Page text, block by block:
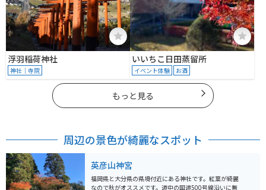
浮羽稲荷神社
神社｜寺院
いいちこ日田蒸留所
イベント体験 お酒
もっと見る
周辺の景色が綺麗なスポット
英彦山神宮
福岡県と大分県の県境付近にある神社です。紅葉が綺麗
なので秋がオススメです。道中の国道500号線沿いに無